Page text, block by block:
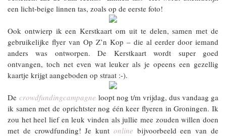
een licht-beige linnen tas, zoals op de eerste foto!
Ook ontwierp ik een Kerstkaart om uit te delen, samen met de
gebruikelijke flyer van Op Z’n Kop – die al eerder door iemand
anders was ontworpen. De Kerstkaart wordt super goed
ontvangen, toch net even wat leuker als je opeens een gezellig
kaartje krijgt aangeboden op straat :-).
De crowdfundingcampagne loopt nog t/m vrijdag, dus vandaag ga
ik samen met de oprichtster nog één keer flyeren in Groningen. Ik
zou het heel lief en leuk vinden als jullie mee zouden willen doen
met de crowdfunding! Je kunt online bijvoorbeeld een van de